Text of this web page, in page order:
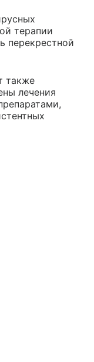
терапии
перекрестной
также
лечения